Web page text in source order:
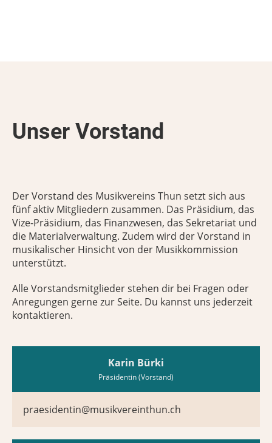
Unser Vorstand
Der Vorstand des Musikvereins Thun setzt sich aus
fünf aktiv Mitgliedern zusammen. Das Präsidium, das
Vize-Präsidium, das Finanzwesen, das Sekretariat und
die Materialverwaltung. Zudem wird der Vorstand in
musikalischer Hinsicht von der Musikkommission
unterstützt.
Alle Vorstandsmitglieder stehen dir bei Fragen oder
Anregungen gerne zur Seite. Du kannst uns jederzeit
kontaktieren.
Karin Bürki
Präsidentin (Vorstand)
praesidentin@musikvereinthun.ch